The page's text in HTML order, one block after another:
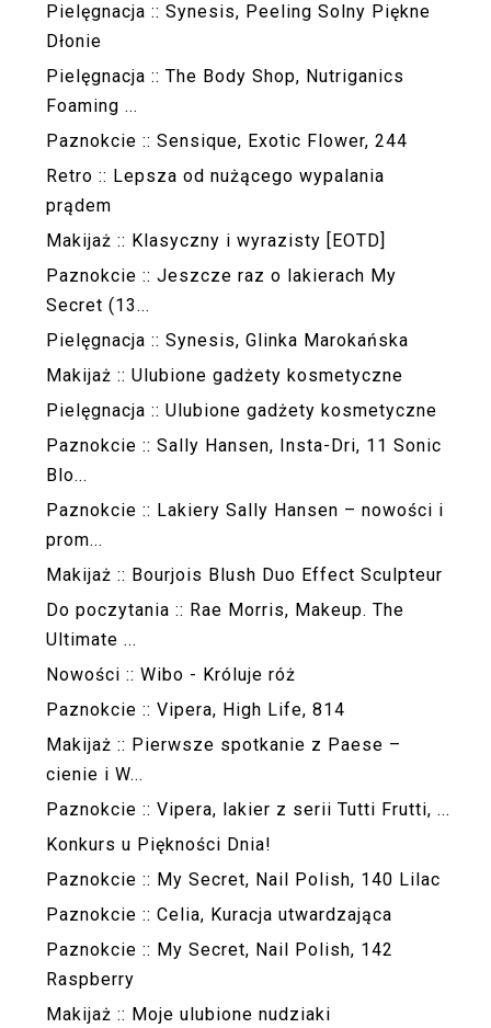
Pielęgnacja :: Synesis, Peeling Solny Piękne
Dłonie
Pielęgnacja :: The Body Shop, Nutriganics
Foaming ...
Paznokcie :: Sensique, Exotic Flower, 244
Retro :: Lepsza od nużącego wypalania
prądem
Makijaż :: Klasyczny i wyrazisty [EOTD]
Paznokcie :: Jeszcze raz o lakierach My
Secret (13...
Pielęgnacja :: Synesis, Glinka Marokańska
Makijaż :: Ulubione gadżety kosmetyczne
Pielęgnacja :: Ulubione gadżety kosmetyczne
Paznokcie :: Sally Hansen, Insta-Dri, 11 Sonic
Blo...
Paznokcie :: Lakiery Sally Hansen – nowości i
prom...
Makijaż :: Bourjois Blush Duo Effect Sculpteur
Do poczytania :: Rae Morris, Makeup. The
Ultimate ...
Nowości :: Wibo - Króluje róż
Paznokcie :: Vipera, High Life, 814
Makijaż :: Pierwsze spotkanie z Paese –
cienie i W...
Paznokcie :: Vipera, lakier z serii Tutti Frutti, ...
Konkurs u Piękności Dnia!
Paznokcie :: My Secret, Nail Polish, 140 Lilac
Paznokcie :: Celia, Kuracja utwardzająca
Paznokcie :: My Secret, Nail Polish, 142
Raspberry
Makijaż :: Moje ulubione nudziaki